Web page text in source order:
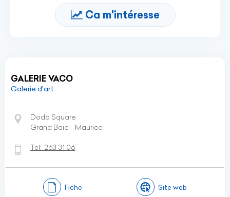
Ca m'intéresse
GALERIE VACO
Galerie d'art
Dodo Square
Grand Baie - Maurice
Tel: 263 31 06
Fiche Site web